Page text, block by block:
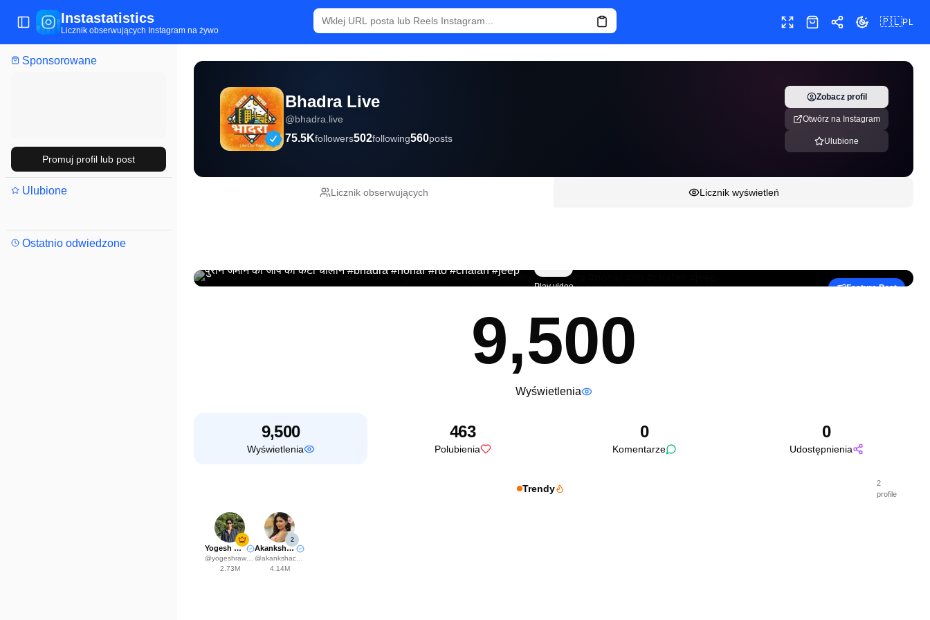
Sponsorowane
Promuj profil lub post
Ulubione
Ostatnio odwiedzone
Przełącz menu
Instastatistics
Licznik obserwujących Instagram na żywo Pełny ekran
SklepUdostępnijZmień motyw
🇵🇱PL
Bhadra Live
@bhadra.live
75.5Kfollowers502following560posts
Zobacz profil
Otwórz na Instagram
Ulubione
Licznik obserwujących Licznik wyświetleń
Play video
पुराने जमाने की जीप का कटा चालान #bhadra #nohar #rto #chalan #jeep
Feature Post
9,500
Wyświetlenia
9,500
Wyświetlenia
463
Polubienia
0
Komentarze
0
Udostępnienia
Trendy
2
profile
Yogesh Rawat
@yogeshrawat04
2.73M
2
Akanksha Choudhary
@akankshachoudhary_official
4.14M